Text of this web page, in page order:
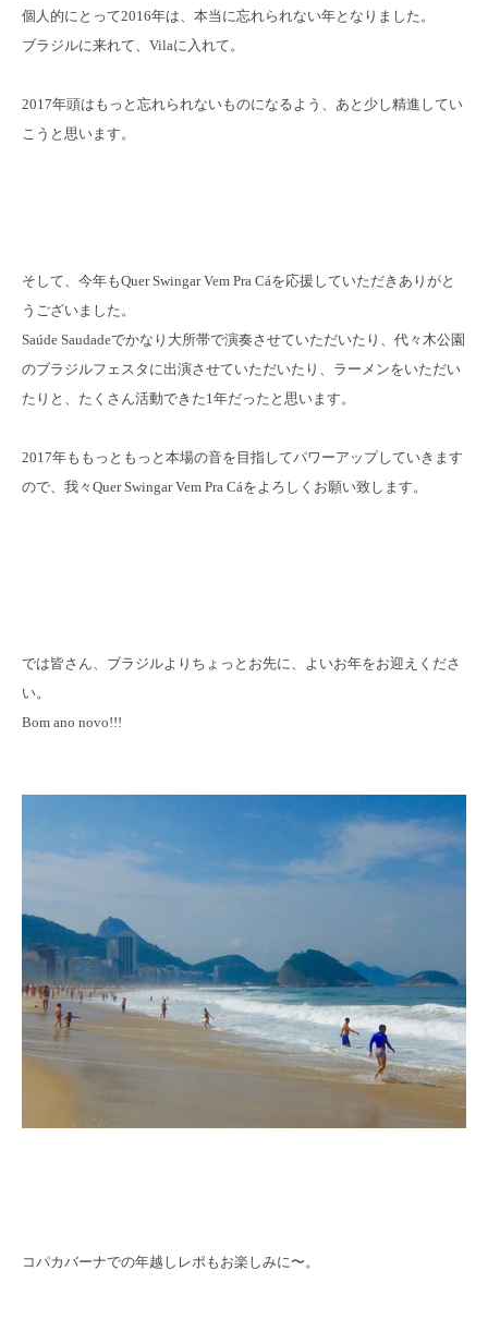
個人的にとって2016年は、本当に忘れられない年となりました。
ブラジルに来れて、Vilaに入れて。
2017年頭はもっと忘れられないものになるよう、あと少し精進してい
こうと思います。
そして、今年もQuer Swingar Vem Pra Cáを応援していただきありがと
うございました。
Saúde Saudadeでかなり大所帯で演奏させていただいたり、代々木公園
のブラジルフェスタに出演させていただいたり、ラーメンをいただい
たりと、たくさん活動できた1年だったと思います。
2017年ももっともっと本場の音を目指してパワーアップしていきます
ので、我々Quer Swingar Vem Pra Cáをよろしくお願い致します。
では皆さん、ブラジルよりちょっとお先に、よいお年をお迎えくださ
い。
Bom ano novo!!!
コパカバーナでの年越しレポもお楽しみに〜。